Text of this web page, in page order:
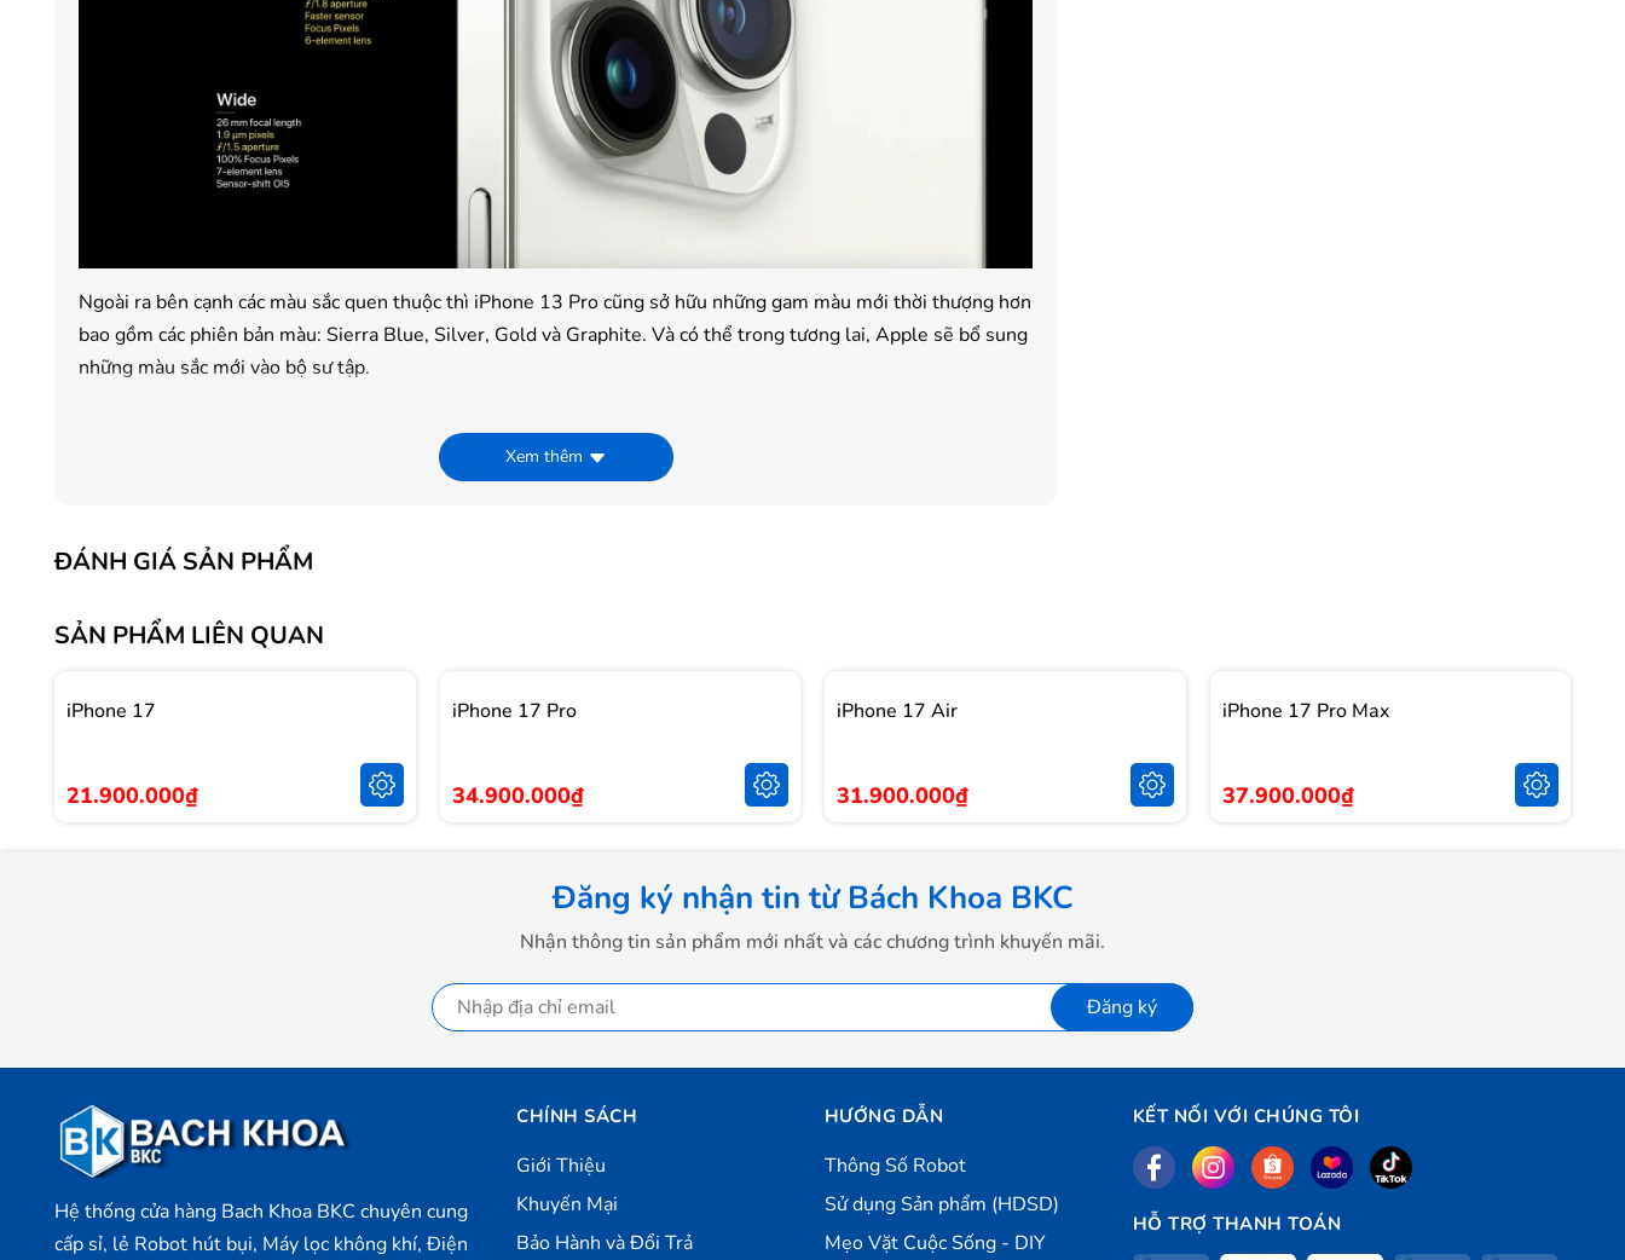
Ngoài ra bên cạnh các màu sắc quen thuộc thì iPhone 13 Pro cũng sở hữu những gam màu mới thời thượng hơn
bao gồm các phiên bản màu: Sierra Blue, Silver, Gold và Graphite. Và có thể trong tương lai, Apple sẽ bổ sung
những màu sắc mới vào bộ sư tập.
Màn hình iPhone 13 Pro có phần notch tai thỏ nhỏ hơn so với iPhone 12 Pro vì vậy không gian hiển thị cũng sẽ
tối ưu hơn. Phần viền màn hình siêu mỏng giúp tăng góc nhìn cho người dùng và với kích thước 6.1 inch,
gốm cứng cáp, bảo vệ màn hình điện thoại.
10 đến 120 lần mỗi giây. Do đó, iP 13 Pro hứa hẹn sẽ mang đến cho bạn những trải nghiệm hình ảnh tốt hơn,
mượt mà hơn, thoải mái tận hưởng không gian game, xem phim, giải trí hoặc làm việc tốt hơn với smartphone.
Công nghệ màn hình OLED giúp hiển thị nội dung sống động hơn, kể cả dưới ánh nắng mặt trời. Tấm nền màn
hình này cũng sở hữu độ tương phản lớn với màu đen sâu, màu trắng sáng.
Xem thêm
ĐÁNH GIÁ SẢN PHẨM
SẢN PHẨM LIÊN QUAN
iPhone 17
21.900.000₫
iPhone 17 Pro
34.900.000₫
iPhone 17 Air
31.900.000₫
iPhone 17 Pro Max
37.900.000₫
Đăng ký nhận tin từ Bách Khoa BKC
Nhận thông tin sản phẩm mới nhất và các chương trình khuyến mãi.
Đăng ký
Hệ thống cửa hàng Bach Khoa BKC chuyên cung
cấp sỉ, lẻ Robot hút bụi, Máy lọc không khí, Điện
CHÍNH SÁCH
Giới Thiệu
Khuyến Mại
Bảo Hành và Đổi Trả
HƯỚNG DẪN
Thông Số Robot
Sử dụng Sản phẩm (HDSD)
Mẹo Vặt Cuộc Sống - DIY
KẾT NỐI VỚI CHÚNG TÔI
HỖ TRỢ THANH TOÁN